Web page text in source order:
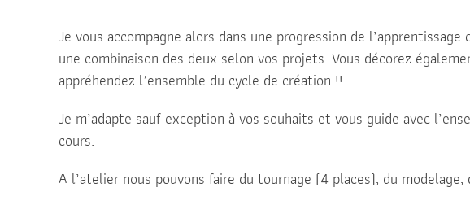
Je vous accompagne alors dans une progression de
une combinaison des deux selon vos projets. Vous décorez
appréhendez l’ensemble du cycle de création !!
Je m’adapte sauf exception à vos souhaits et vous guide avec
cours.
A l’atelier nous pouvons faire du tournage (4 places), du modelage,